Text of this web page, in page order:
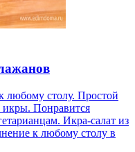
любому столу. Простой
икры. Понравится
Икра-салат из
к любому столу в